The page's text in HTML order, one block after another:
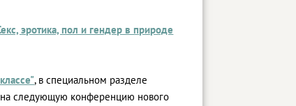
эротика, пол и гендер в природе
, в специальном разделе
на следующую конференцию нового